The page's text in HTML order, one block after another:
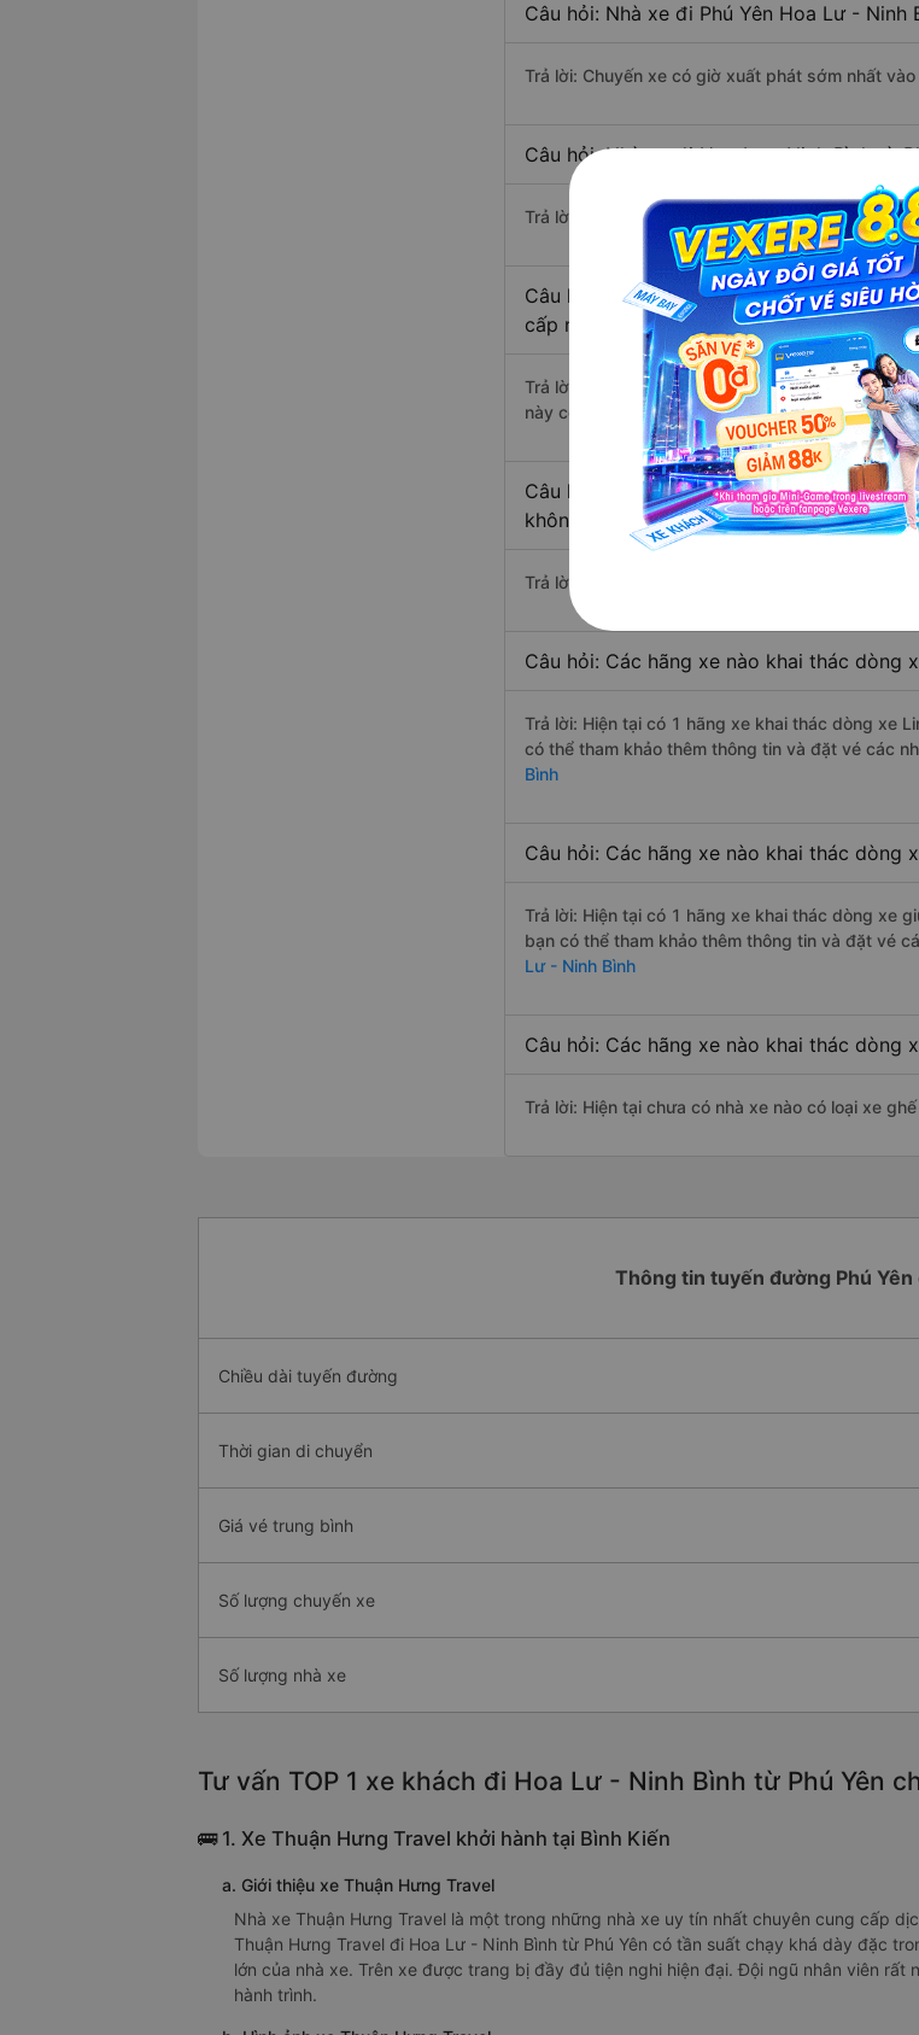
Câu hỏi: Nhà xe đi Phú Yên Hoa Lư - Ninh
Trả lời: Chuyến xe có giờ xuất phát sớm nhất
Câu hỏi: Nhà xe đi Hoa Lư - Ninh Bình từ
Trả lời: Chuyến xe có giờ xuất phát trễ (muộn)
Câu hỏi: Review xe đi Hoa Lư - Ninh Bình
cấp nhất?
Trả lời: Tạm thời chưa đủ review để đánh giá có
này có chất lượng xuất sắc.
Câu hỏi: Có loại xe Phú Yên Hoa Lư -
không?
Trả lời: Hiện tại chưa có nhà xe nào có loại xe
Câu hỏi: Các hãng xe nào khai thác dòng
Trả lời: Hiện tại có 1 hãng xe khai thác dòng xe
có thể tham khảo thêm thông tin và đặt vé các
Bình
Câu hỏi: Các hãng xe nào khai thác dòng
Trả lời: Hiện tại có 1 hãng xe khai thác dòng xe
bạn có thể tham khảo thêm thông tin và đặt vé
Lư - Ninh Bình
Câu hỏi: Các hãng xe nào khai thác dòng
Trả lời: Hiện tại chưa có nhà xe nào có loại xe
Thông tin tuyến đường Phú Yên
Chiều dài tuyến đường
Thời gian di chuyển
Giá vé trung bình
Số lượng chuyến xe
Số lượng nhà xe
Tư vấn TOP 1 xe khách đi Hoa Lư - Ninh Bình từ Phú Yên
🚌 1. Xe Thuận Hưng Travel khởi hành tại Bình Kiến
a. Giới thiệu xe Thuận Hưng Travel
Nhà xe Thuận Hưng Travel là một trong những nhà xe uy tín nhất chuyên cung cấp
Thuận Hưng Travel đi Hoa Lư - Ninh Bình từ Phú Yên có tần suất chạy khá dày đặc
lớn của nhà xe. Trên xe được trang bị đầy đủ tiện nghi hiện đại. Đội ngũ nhân viên
hành trình.